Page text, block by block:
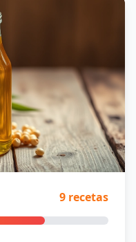
9 recetas